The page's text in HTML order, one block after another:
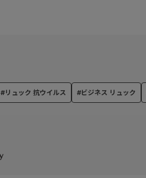
#リュック 抗ウイルス #ビジネス リュック